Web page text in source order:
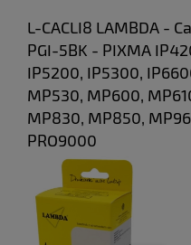
L-CACLI8 LAMBDA -
PGI-5BK - PIXMA
IP5200, IP5300,
MP530, MP600,
MP830, MP850,
PRO9000